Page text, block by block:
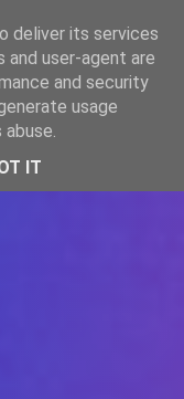
deliver its services
and user-agent are
and security
usage
IT